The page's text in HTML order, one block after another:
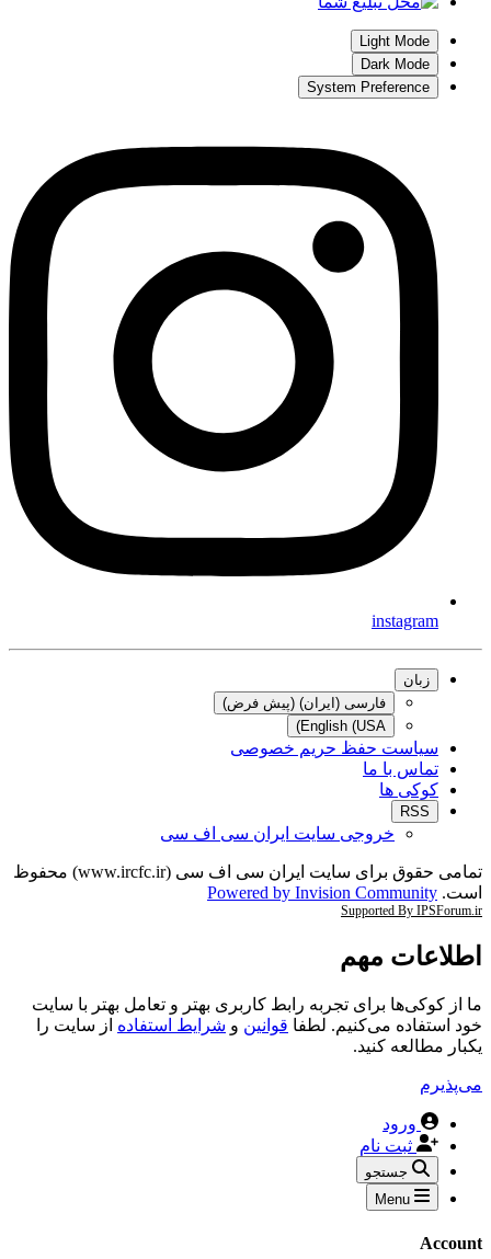
Light Mode
Dark Mode
System Preference
instagram
زبان
فارسی (ایران) (پیش فرض)
English (USA)
سیاست حفظ حریم خصوصی
تماس با ما
کوکی ها
RSS
خروجی سایت ایران سی اف سی
تمامی حقوق برای سایت ایران سی اف سی (www.ircfc.ir) محفوظ
است. Powered by Invision Community
Supported By IPSForum.ir
اطلاعات مهم
ما از کوکی‌ها برای تجربه رابط کاربری بهتر و تعامل بهتر با سایت
خود استفاده می‌کنیم. لطفا قوانین و شرایط استفاده از سایت را
یکبار مطالعه کنید.
می‌پذیرم
ورود
ثبت نام
جستجو
Menu
Account